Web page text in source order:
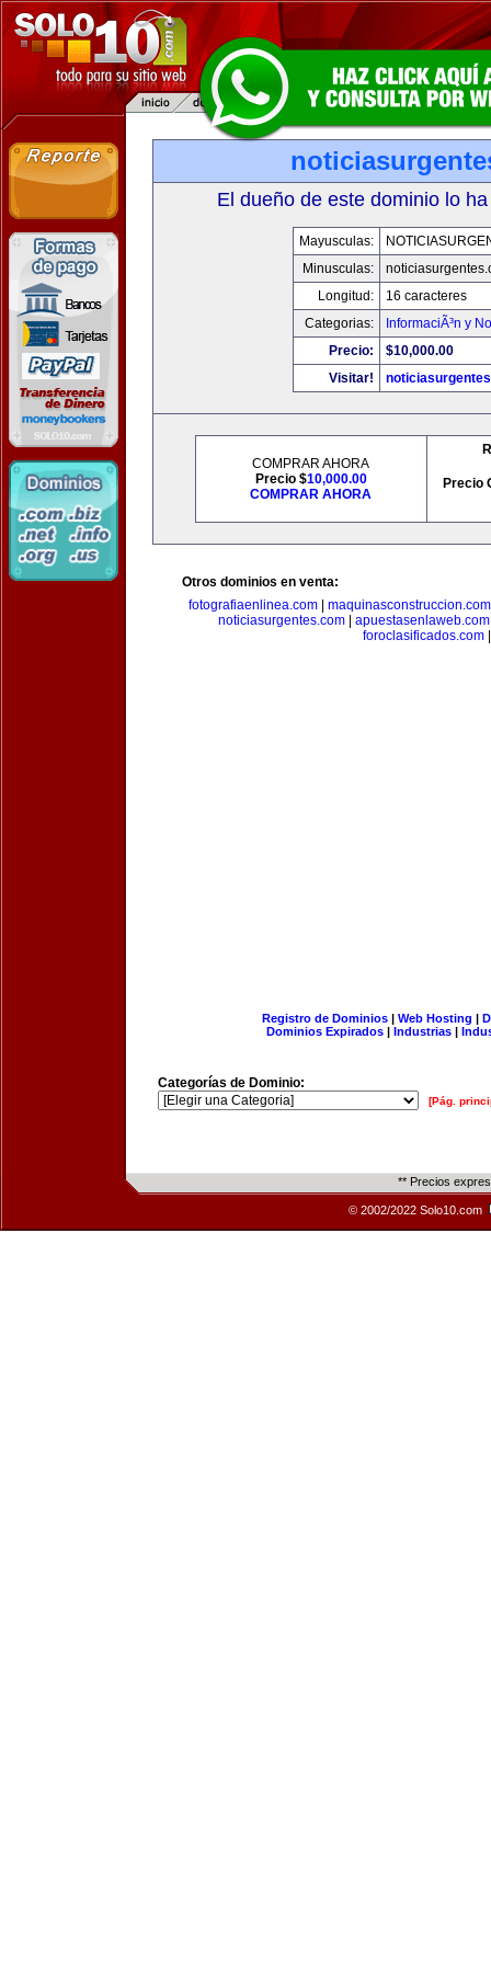
El dueño de este dominio lo
Mayusculas:
Minusculas:
Longitud:
16 caracteres
Categorias:
InformaciÃ³n y
Precio:
$10,000.00
Visitar!
COMPRAR AHORA
Precio $10,000.00
COMPRAR AHORA
Precio
Otros dominios en venta:
fotografiaenlinea.com
maquinasconstruccion.com
noticiasurgentes.com| apuestasenlaweb.com
foroclasificados.com|
Registro de Dominios| Web Hosting |
Dominios Expirados | Industrias |
Categorías de Dominio:
[Pág.
** Precios
© 2002/2022 Solo10.com